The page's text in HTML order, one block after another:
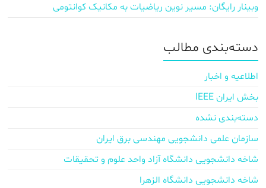
وبینار رایگان: مسیر نوین ریاضیات به مکانیک کوانتومی
دسته‌بندی مطالب
اطلاعیه و اخبار
بخش ایران IEEE
دسته‌بندی نشده
سازمان علمی دانشجویی مهندسی برق ایران
شاخه دانشجویی دانشگاه آزاد واحد علوم و تحقیقات
شاخه دانشجویی دانشگاه الزهرا